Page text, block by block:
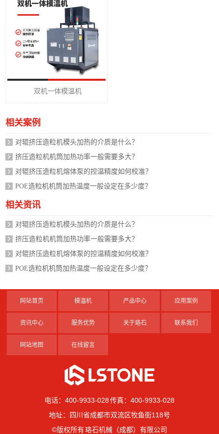
双机一体模温机
相关案例
对辊挤压造粒机模头加热的介质是什么？
挤压造粒机机筒加热功率一般需要多大？
对辊挤压造粒机熔体泵的控温精度如何校准？
POE造粒机机筒加热温度一般设定在多少度？
相关资讯
对辊挤压造粒机模头加热的介质是什么？
挤压造粒机机筒加热功率一般需要多大？
对辊挤压造粒机熔体泵的控温精度如何校准？
POE造粒机机筒加热温度一般设定在多少度？
网站首页 模温机 产品中心 应用案例
资讯中心 服务优势 关于珞石 联系我们
网站地图 在线留言
电话：400-9933-028 传真：400-9933-028
地址：四川省成都市双流区牧鱼街118号
©版权所有 珞石机械（成都）有限公司